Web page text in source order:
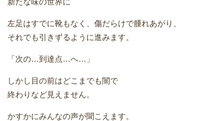
新たな味の世界に
左足はすでに靴もなく、傷だらけで腫れあがり、
それでも引きずるように進みます。
「次の…到達点…へ…」
しかし目の前はどこまでも闇で
終わりなど見えません。
かすかにみんなの声が聞こえます。